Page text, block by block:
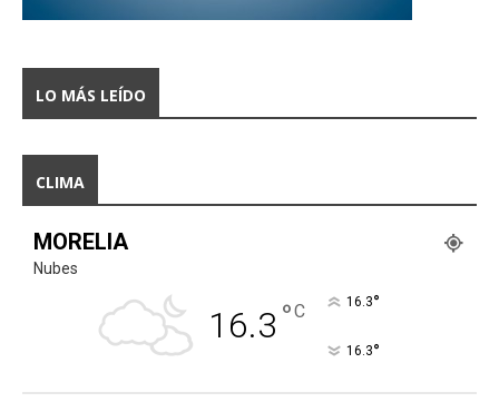
LO MÁS LEÍDO
CLIMA
MORELIA
Nubes
16.3 °C 16.3°
16.3°